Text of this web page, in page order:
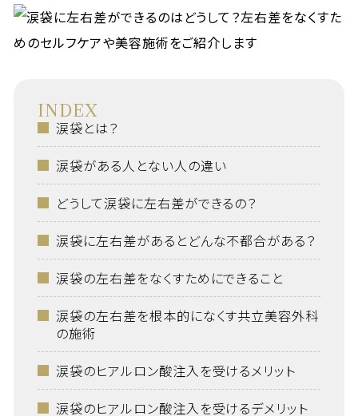
INDEX
涙袋とは？
涙袋がある人とない人の違い
どうして涙袋に左右差ができるの？
涙袋に左右差があるとどんな不都合がある？
涙袋の左右差をなくすためにできること
涙袋の左右差を根本的になくす共立美容外科
の施術
涙袋のヒアルロン酸注入を受けるメリット
涙袋のヒアルロン酸注入を受けるデメリット